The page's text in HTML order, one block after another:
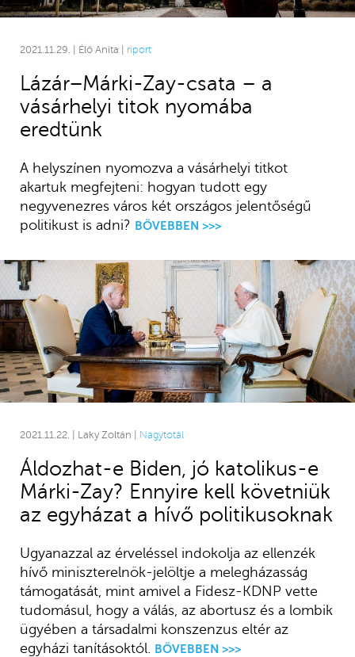
2021.11.29. | Élő Anita | riport
Lázár–Márki-Zay-csata – a
vásárhelyi titok nyomába
eredtünk
A helyszínen nyomozva a vásárhelyi titkot
akartuk megfejteni: hogyan tudott egy
negyvenezres város két országos jelentőségű
politikust is adni? BŐVEBBEN >>>
2021.11.22. | Laky Zoltán | Nagytotál
Áldozhat-e Biden, jó katolikus-e
Márki-Zay? Ennyire kell követniük
az egyházat a hívő politikusoknak
Ugyanazzal az érveléssel indokolja az ellenzék
hívő miniszterelnök-jelöltje a melegházasság
támogatását, mint amivel a Fidesz-KDNP vette
tudomásul, hogy a válás, az abortusz és a lombik
ügyében a társadalmi konszenzus eltér az
egyházi tanításoktól.
BŐVEBBEN >>>